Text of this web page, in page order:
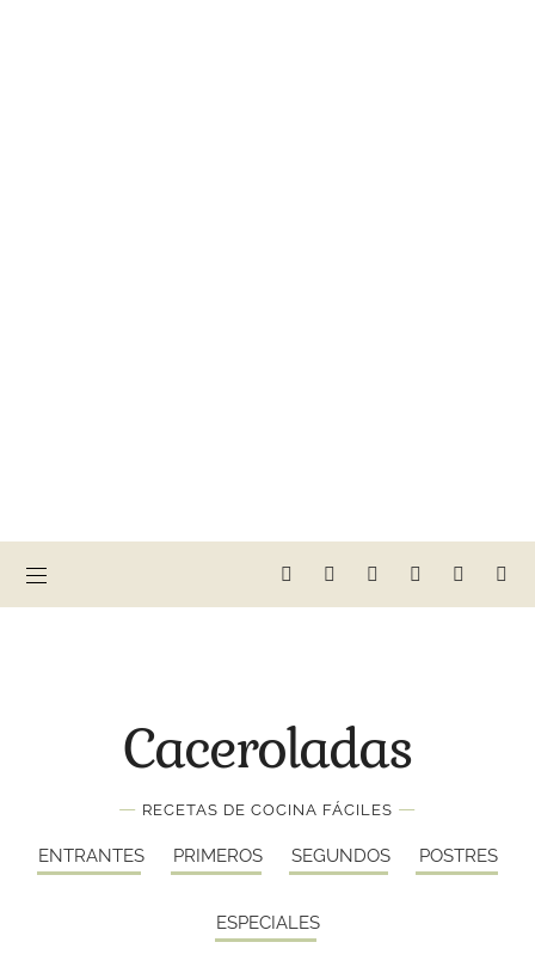
Caceroladas
— RECETAS DE COCINA FÁCILES —
ENTRANTES PRIMEROS SEGUNDOS POSTRES
ESPECIALES